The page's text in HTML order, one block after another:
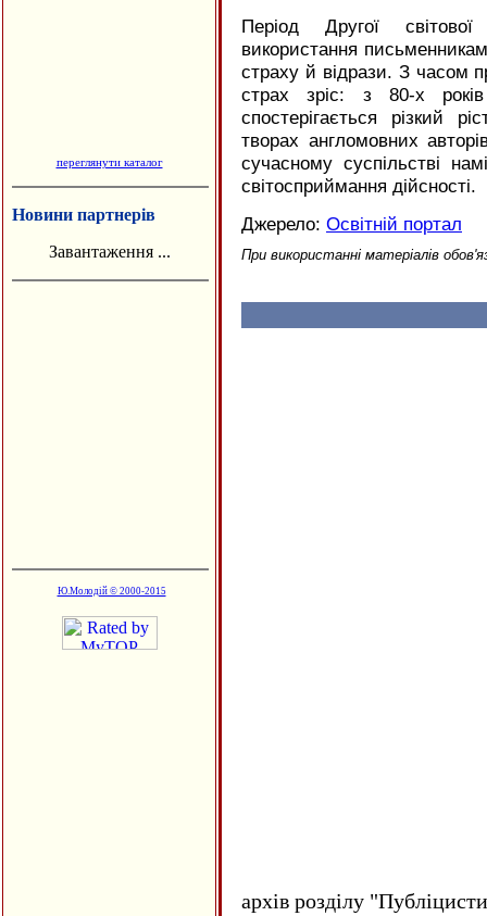
переглянути каталог
Новини партнерів
Завантаження ...
Ю.Молодій © 2000-2015
Період Другої
використання
страху й відрази. З часом
страх зріс: з 80-х
спостерігається різкий
творах англомовних
сучасному суспільстві
світосприймання дійсності.
Джерело: Освітній портал
При використанні матеріалів
архів розділу